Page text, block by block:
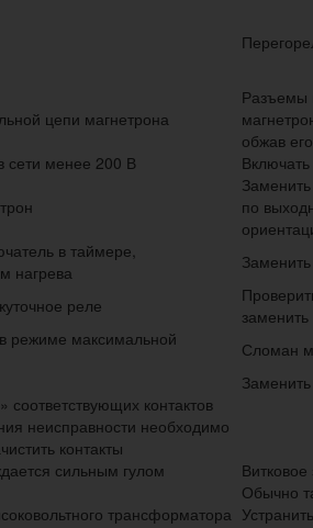
цепи магнетрона
Разъемы
обжав
сети менее 200 В
по
в таймере,
нагрева
реле
режиме максимальной
Сломан
контактов
неисправности необходимо
контакты
сильным гулом
трансформатора
Обычно